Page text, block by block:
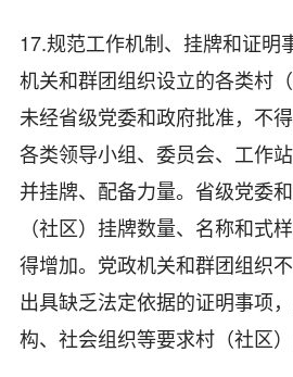
17.规范工作机制、挂牌和证明
机关和群团组织设立的各类村
未经省级党委和政府批准，不
各类领导小组、委员会、工作
并挂牌、配备力量。省级党委
（社区）挂牌数量、名称和式
得增加。党政机关和群团组织
出具缺乏法定依据的证明事项
构、社会组织等要求村（社区